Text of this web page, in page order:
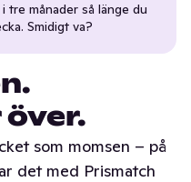
tre månader så länge du
Smidigt va?
som momsen – på
det med Prismatch